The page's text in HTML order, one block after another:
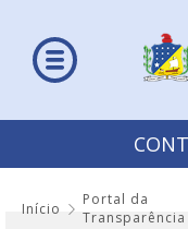
Início
Portal da
Transparência